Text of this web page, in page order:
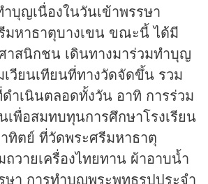
บุญเนื่องในวันเข้าพรรษา
มหาธาตุบางเขน ขณะนี้ ได้มี
สนิกชน เดินทางมาร่วมทำบุญ
วียนเทียนที่ทางวัดจัดขึ้น รวม
ำเนินตลอดทั้งวัน อาทิ การร่วม
พื่อสมทบทุนการศึกษาโรงเรียน
ทิตย์ ที่วัดพระศรีมหาธาตุ
ถวายเครื่องไทยทาน ผ้าอาบน้ำ
ษา การทำบุญพระพุทธรูปประจำ